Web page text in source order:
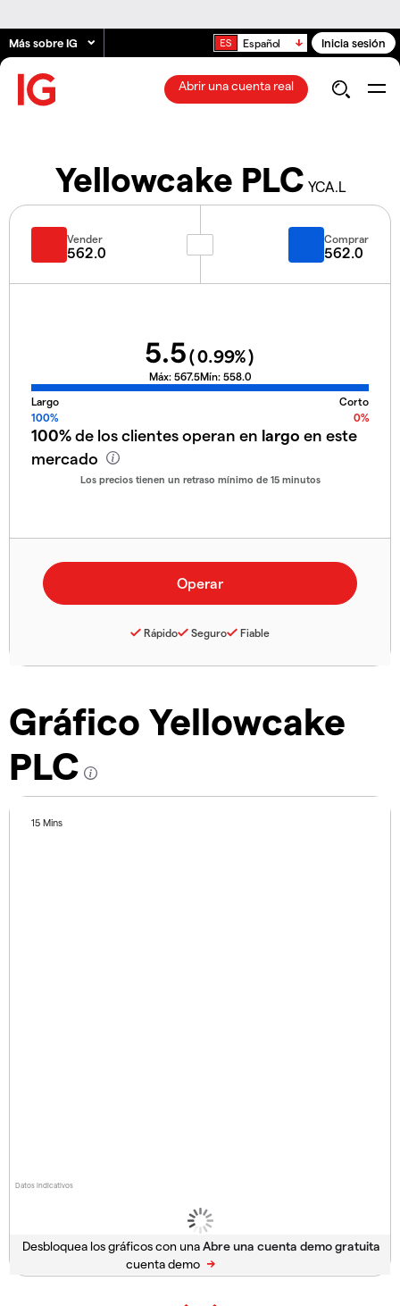
Más sobre IG Español Inicia sesión
Abrir una cuenta real
Yellowcake PLC YCA.L
Gráfico Yellowcake
PLC
Datos indicativos
15 Mins
Desbloquea los gráficos con una
cuenta demo
Vender
562.0
Comprar
562.0
5.5(0.99%)
Máx: 567.5Mín: 558.0
Largo
Corto
100%
0%
100%de los clientes operan en largo en este
mercado
Los precios tienen un retraso mínimo de 15 minutos
Rápido Seguro Fiable